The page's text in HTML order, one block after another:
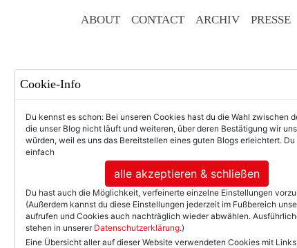
ABOUT CONTACT ARCHIV PRESSE
Cookie-Info
Du kennst es schon: Bei unseren Cookies hast du die Wahl zwischen
die unser Blog nicht läuft und weiteren, über deren Bestätigung wir
würden, weil es uns das Bereitstellen eines guten Blogs erleichtert.
einfach
alle akzeptieren & schließen
Du hast auch die Möglichkeit, verfeinerte einzelne Einstellungen
(Außerdem kannst du diese Einstellungen jederzeit im Fußbereich
aufrufen und Cookies auch nachträglich wieder abwählen.
stehen in unserer Datenschutzerklärung.)
Eine Übersicht aller auf dieser Website verwendeten Cookies mit